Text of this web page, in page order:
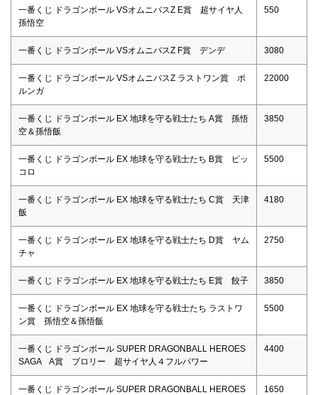
一番くじ ドラゴンボール VSオムニバスZ E賞 超サイヤ人
孫悟空
550
一番くじ ドラゴンボール VSオムニバスZ F賞 デンデ 3080
一番くじ ドラゴンボール VSオムニバスZ ラストワン賞 ポ
ルンガ
22000
一番くじ ドラゴンボール EX 地球を守る戦士たち A賞 孫悟
空＆孫悟飯
3850
一番くじ ドラゴンボール EX 地球を守る戦士たち B賞 ピッ
コロ
5500
一番くじ ドラゴンボール EX 地球を守る戦士たち C賞 天津
飯
4180
一番くじ ドラゴンボール EX 地球を守る戦士たち D賞 ヤム
チャ
2750
一番くじ ドラゴンボール EX 地球を守る戦士たち E賞 餃子 3850
一番くじ ドラゴンボール EX 地球を守る戦士たち ラストワ
ン賞 孫悟空＆孫悟飯
5500
一番くじ ドラゴンボール SUPER DRAGONBALL HEROES
SAGA A賞 ブロリー 超サイヤ人４フルパワー
4400
一番くじ ドラゴンボール SUPER DRAGONBALL HEROES
1650